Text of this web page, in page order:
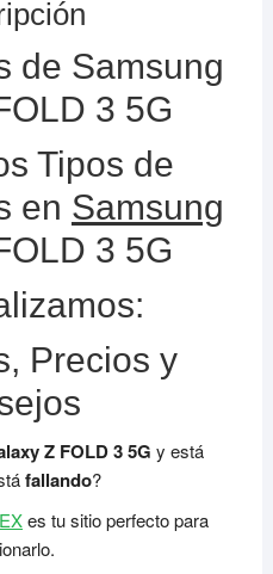
de Samsung
3 5G
Tipos de
en Samsung
3 5G
Precios y
Z FOLD 3 5G y está
fallando?
es tu sitio perfecto para